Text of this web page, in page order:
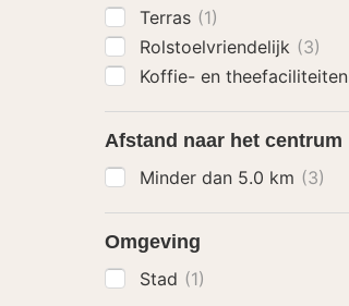
Terras (1)
Rolstoelvriendelijk (3)
Koffie- en theefaciliteiten
Afstand naar het centrum
Minder dan 5.0 km (3)
Omgeving
Stad (1)